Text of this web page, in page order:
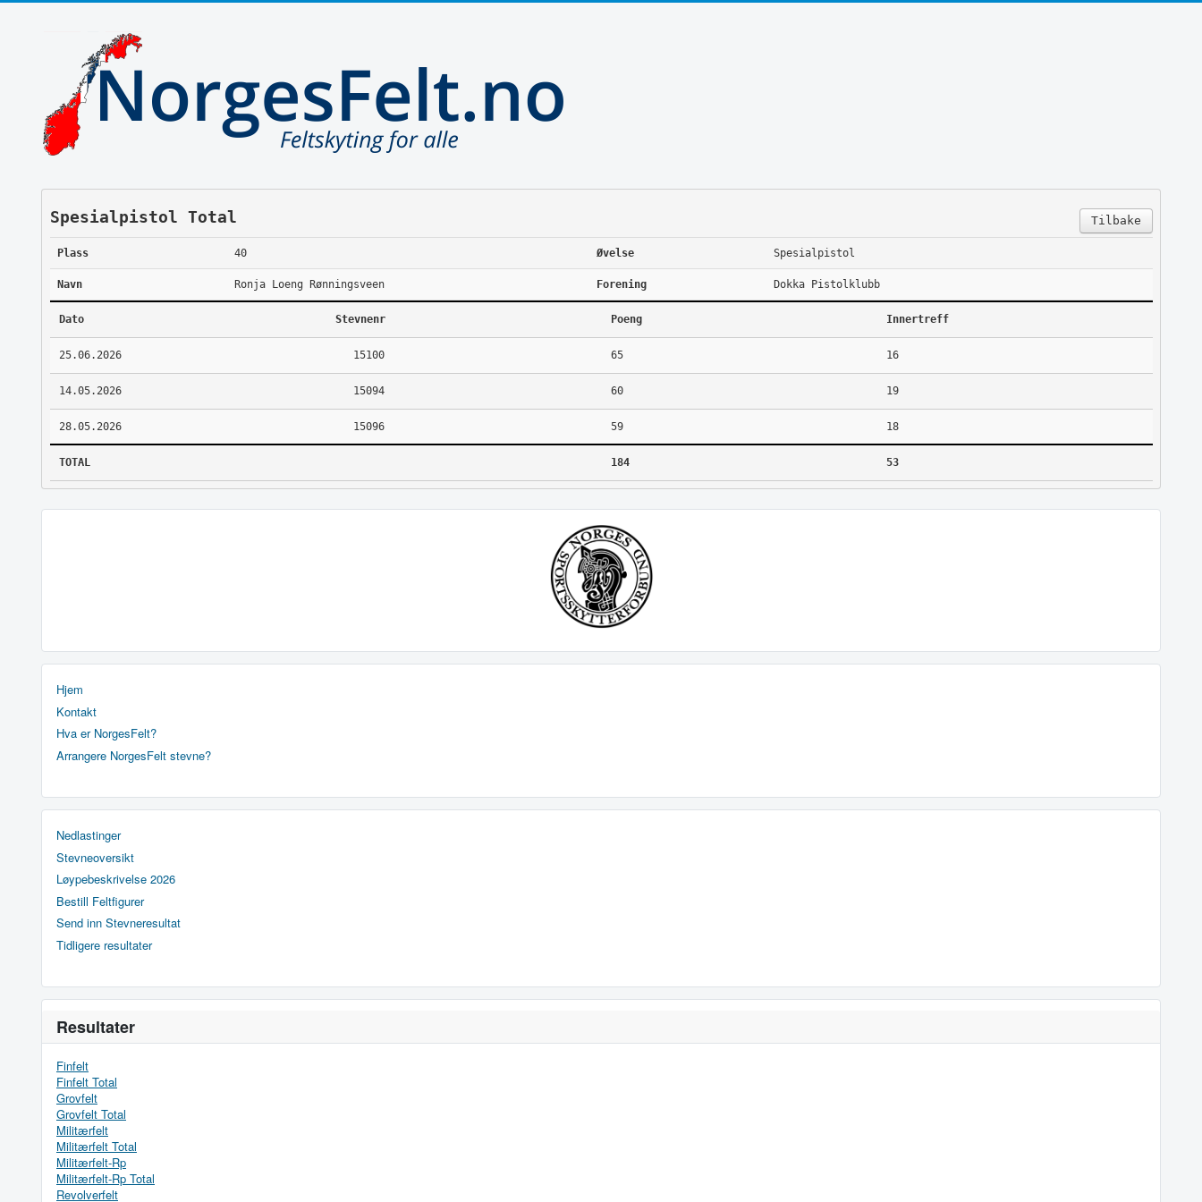
Tilbake
Spesialpistol Total
Plass 40 Øvelse Spesialpistol
Navn Ronja Loeng Rønningsveen Forening Dokka Pistolklubb
Dato Stevnenr Poeng Innertreff
25.06.2026 15100 65 16
14.05.2026 15094 60 19
28.05.2026 15096 59 18
TOTAL 184 53
Hjem
Kontakt
Hva er NorgesFelt?
Arrangere NorgesFelt stevne?
Nedlastinger
Stevneoversikt
Løypebeskrivelse 2026
Bestill Feltfigurer
Send inn Stevneresultat
Tidligere resultater
Resultater
Finfelt
Finfelt Total
Grovfelt
Grovfelt Total
Militærfelt
Militærfelt Total
Militærfelt-Rp
Militærfelt-Rp Total
Revolverfelt